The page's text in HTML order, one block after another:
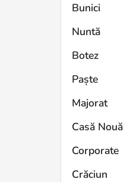
Bunici
Nuntă
Botez
Paște
Majorat
Casă Nouă
Corporate
Crăciun